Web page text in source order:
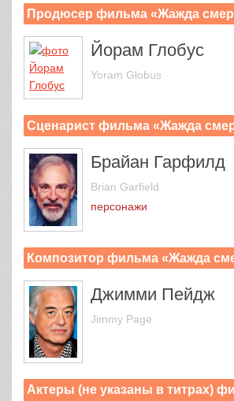
Продюсер фильма «Жажда
Йорам Глобус
Yoram Globus
Сценарист фильма «Жажда
Брайан Гарфилд
Brian Garfield
персонажи
Композитор фильма «Жажда
Джимми Пейдж
Jimmy Page
Актеры (не указаны в титрах)